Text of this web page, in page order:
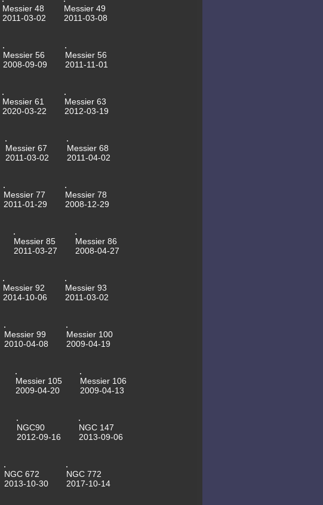
Messier 48
2011-03-02
Messier 49
2011-03-08
Messier 56
2008-09-09
Messier 56
2011-11-01
Messier 61
2020-03-22
Messier 63
2012-03-19
Messier 67
2011-03-02
Messier 68
2011-04-02
Messier 77
2011-01-29
Messier 78
2008-12-29
Messier 85
2011-03-27
Messier 86
2008-04-27
Messier 92
2014-10-06
Messier 93
2011-03-02
Messier 99
2010-04-08
Messier 100
2009-04-19
Messier 105
2009-04-20
Messier 106
2009-04-13
NGC90
2012-09-16
NGC 147
2013-09-06
NGC 672
2013-10-30
NGC 772
2017-10-14